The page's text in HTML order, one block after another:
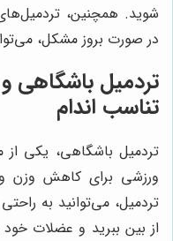
شوید. همچنین،
در صورت بروز مشکل،
تردمیل باشگاهی
تناسب اندام
تردمیل باشگاهی، یکی
ورزشی برای کاهش وزن و
تردمیل، می‌توانید به
از بین ببرید و عضلات خود